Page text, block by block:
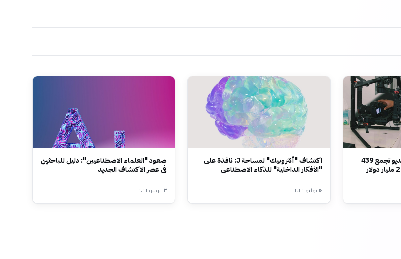
شركة PixVerse لتوليد الفيديو تجمع 439
اكتشاف "أنثروبيك" لمساحة J: نافذة على
"الأفكار الداخلية" للذكاء الاصطناعي
١٤ يوليو ٢٠٢٦
صعود "العلماء الاصطناعيين": دليل للباحثين
في عصر الاكتشاف الجديد
١٣ يوليو ٢٠٢٦